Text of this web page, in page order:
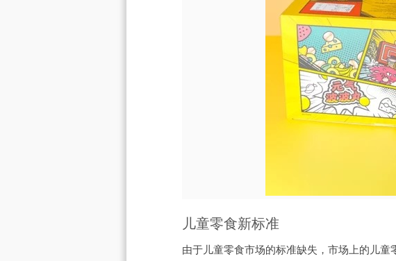
儿童零食新标准
由于儿童零食市场的标准缺失，市场上的儿童